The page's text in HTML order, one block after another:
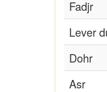
Fadjr
Lever
Dohr
Asr